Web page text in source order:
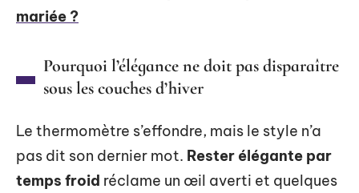
mariée ?
Pourquoi l’élégance ne doit pas disparaître
sous les couches d’hiver
Le thermomètre s’effondre, mais le style n’a
pas dit son dernier mot. Rester élégante par
temps froid réclame un œil averti et quelques